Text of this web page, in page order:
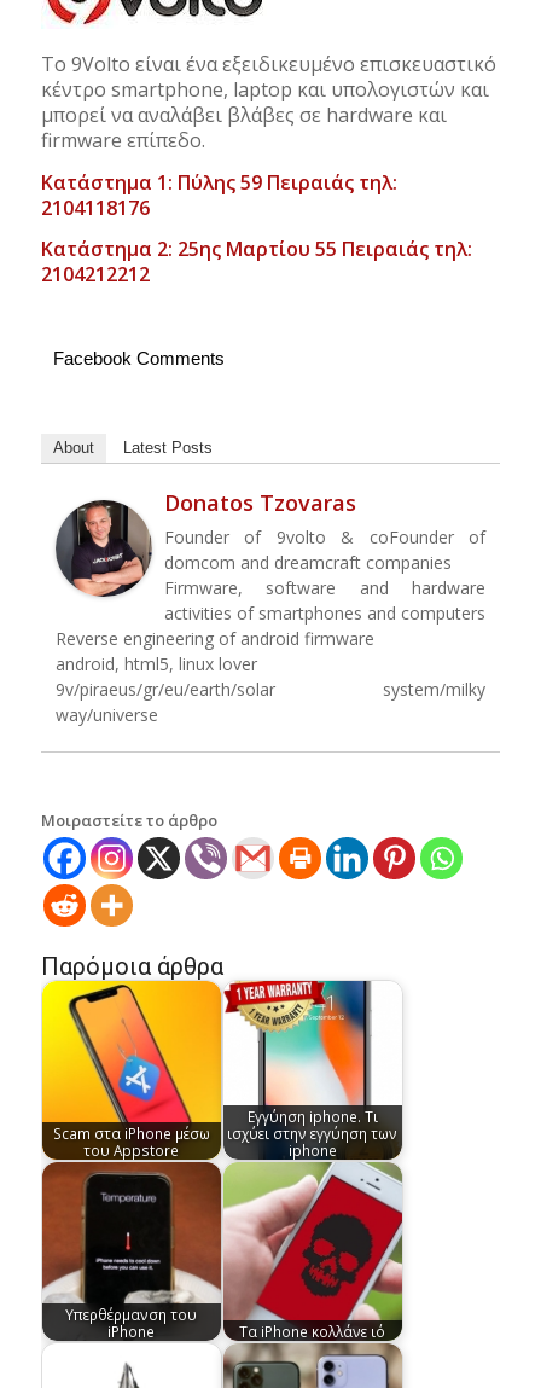
Το 9Volto είναι ένα εξειδικευμένο επισκευαστικό
κέντρο smartphone, laptop και υπολογιστών και
μπορεί να αναλάβει βλάβες σε hardware και
firmware επίπεδο.
Κατάστημα 1: Πύλης 59 Πειραιάς τηλ:
2104118176
Κατάστημα 2: 25ης Μαρτίου 55 Πειραιάς τηλ:
2104212212
Facebook Comments
About Latest Posts
Donatos Tzovaras
Founder of 9volto & coFounder of
domcom and dreamcraft companies
Firmware, software and hardware
activities of smartphones and computers
Reverse engineering of android firmware
android, html5, linux lover
9v/piraeus/gr/eu/earth/solar system/milky
way/universe
Μοιραστείτε το άρθρο
Παρόμοια άρθρα
Scam στα iPhone μέσω
του Appstore
Εγγύηση iphone. Τι
ισχύει στην εγγύηση των
iphone
Υπερθέρμανση του
iPhone
Tα iPhone κολλάνε ιό